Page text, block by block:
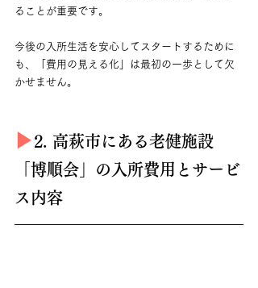
ることが重要です。
今後の入所生活を安心してスタートするために
も、「費用の見える化」は最初の一歩として欠
かせません。
▶︎ 2. 高萩市にある老健施設
「博順会」の入所費用とサービ
ス内容